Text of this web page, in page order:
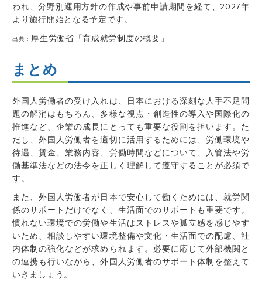
われ、分野別運用方針の作成や事前申請期間を経て、2027年
より施行開始となる予定です。
出典： 厚生労働省「育成就労制度の概要」
まとめ
外国人労働者の受け入れは、日本における深刻な人手不足問
題の解消はもちろん、多様な視点・創造性の導入や国際化の
推進など、企業の成長にとっても重要な役割を担います。た
だし、外国人労働者を適切に活用するためには、労働環境や
待遇、賃金、業務内容、労働時間などについて、入管法や労
働基準法などの法令を正しく理解して遵守することが必須で
す。
また、外国人労働者が日本で安心して働くためには、就労関
係のサポートだけでなく、生活面でのサポートも重要です。
慣れない環境での労働や生活はストレスや孤立感を感じやす
いため、相談しやすい環境整備や文化・生活面での配慮、社
内体制の強化などが求められます。必要に応じて外部機関と
の連携も行いながら、外国人労働者のサポート体制を整えて
いきましょう。